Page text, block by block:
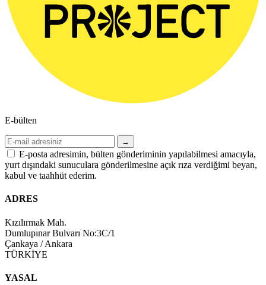
E-bülten
→
E-posta adresimin, bülten gönderiminin yapılabilmesi amacıyla,
yurt dışındaki sunuculara gönderilmesine açık rıza verdiğimi beyan,
kabul ve taahhüt ederim.
ADRES
Kızılırmak Mah.
Dumlupınar Bulvarı No:3C/1
Çankaya / Ankara
TÜRKİYE
YASAL